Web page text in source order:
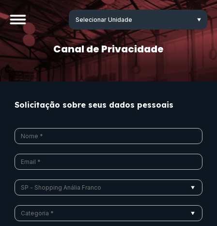
Canal de Privacidade
Solicitação sobre seus dados pessoais